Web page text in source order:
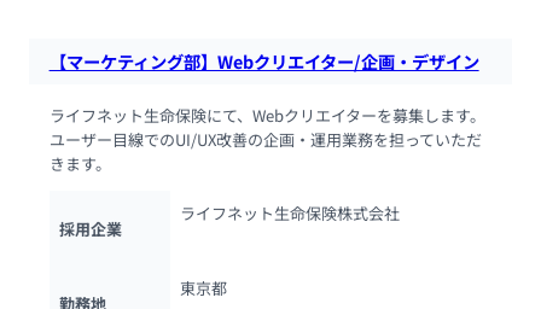
【マーケティング部】Webクリエイター/企画・デザイン
ライフネット生命保険にて、Webクリエイターを募集します。
ユーザー目線でのUI/UX改善の企画・運用業務を担っていただ
きます。
採用企業
ライフネット生命保険株式会社
勤務地
東京都